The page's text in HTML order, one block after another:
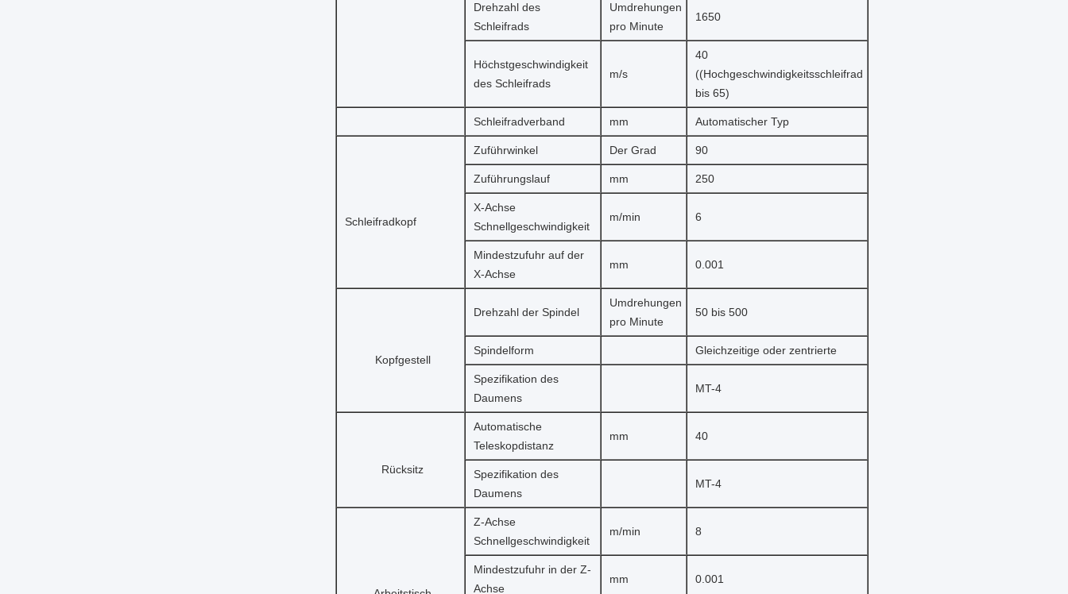
Drehzahl des
Schleifrads
Umdrehungen
pro Minute
1650
Höchstgeschwindigkeit
des Schleifrads
m/s
40
((Hochgeschwindigkeitsschleifrad
bis 65)
Schleifradverband mm Automatischer Typ
Schleifradkopf
Zuführwinkel Der Grad 90
Zuführungslauf mm 250
X-Achse
Schnellgeschwindigkeit
m/min 6
Mindestzufuhr auf der
X-Achse
mm 0.001
Kopfgestell
Drehzahl der Spindel
Umdrehungen
pro Minute
50 bis 500
Spindelform Gleichzeitige oder zentrierte
Spezifikation des
Daumens
MT-4
Rücksitz
Automatische
Teleskopdistanz
mm 40
Spezifikation des
Daumens
MT-4
Z-Achse
Schnellgeschwindigkeit
m/min 8
Mindestzufuhr in der Z-
Achse
mm 0.001